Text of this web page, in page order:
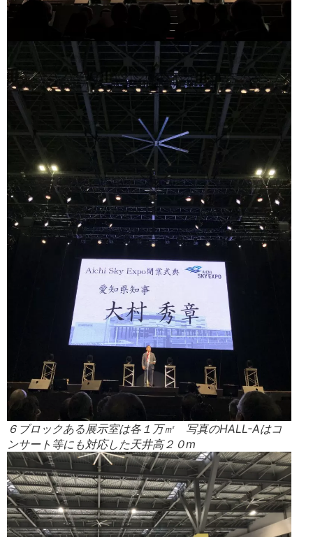
６ブロックある展示室は各１万㎡ 写真のHALL-Aはコ
ンサート等にも対応した天井高２０m